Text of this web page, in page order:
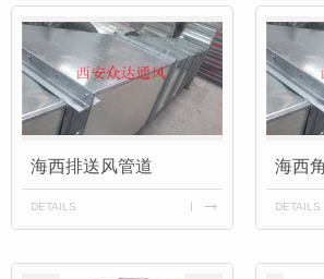
海西排送风管道
DETAILS
海西
DETAILS